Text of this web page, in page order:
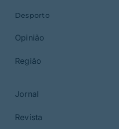
Desporto
Opinião
Região
Jornal
Revista